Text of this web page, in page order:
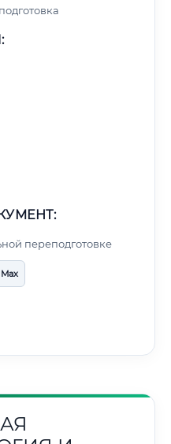
переподготовке